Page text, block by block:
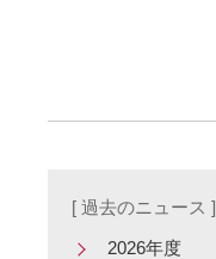
[ 過去のニュース ]
2026年度